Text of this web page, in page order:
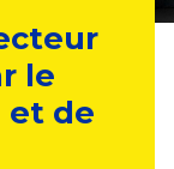
le
et de